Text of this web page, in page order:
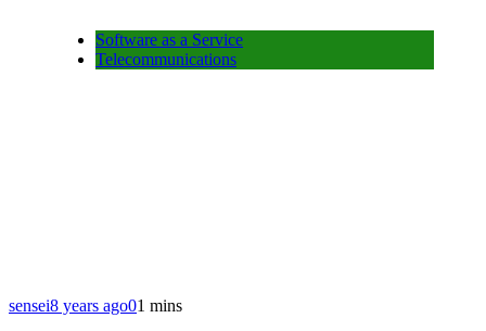
Software as a Service
Telecommunications
sensei8 years ago01 mins